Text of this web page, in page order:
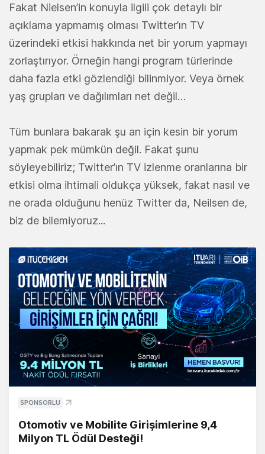
Fakat Nielsen’in konuyla ilgili çok detaylı bir
açıklama yapmamış olması Twitter’ın TV
üzerindeki etkisi hakkında net bir yorum yapmayı
zorlaştırıyor. Örneğin hangi program türlerinde
daha fazla etki gözlendiği bilinmiyor. Veya örnek
yaş grupları ve dağılımları net değil…
Tüm bunlara bakarak şu an için kesin bir yorum
yapmak pek mümkün değil. Fakat şunu
söyleyebiliriz; Twitter’ın TV izlenme oranlarına bir
etkisi olma ihtimali oldukça yüksek, fakat nasıl ve
ne orada olduğunu henüz Twitter da, Neilsen de,
biz de bilemiyoruz...
SPONSORLU
Otomotiv ve Mobilite Girişimlerine 9,4
Milyon TL Ödül Desteği!